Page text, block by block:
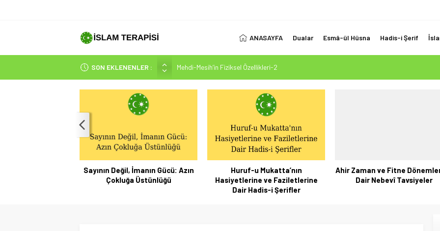
ANASAYFA Dualar Esmâ-ül Hüsna Hadis-i Şerif
SON EKLENENLER :
Mehdi-Mesih’in Fiziksel Özellikleri-2
Hakikatin Nihai Ölçüsü: Kur’an-ı Kerim’in Önceki Kitapları Tasdiki ve Tahrifleri Arındırması
İsrâ Sûresi(17) 1. Ayet’in 7 Dilde Yazılışı
SAKIN ÇOĞUNLUK SİZİ ALDATMASIN
Sayının Değil, İmanın Gücü: Azın
Çokluğa Üstünlüğü
Huruf-u Mukatta’nın
Hasiyetlerine ve Faziletlerine
Dair Hadis-i Şerifler
Ahir Zaman ve Fitne
Dair Nebevî Tavsiyeler